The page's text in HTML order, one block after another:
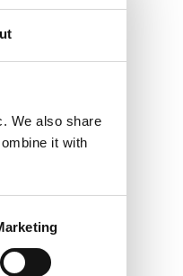
We also share
it with